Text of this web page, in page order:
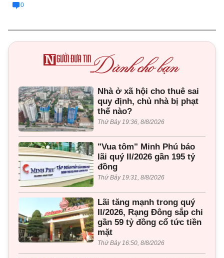
0
Nhà ở xã hội cho thuê sai
quy định, chủ nhà bị phạt
thế nào?
Thứ Bảy 19:36, 8/8/2026
"Vua tôm" Minh Phú báo
lãi quý II/2026 gần 195 tỷ
đồng
Thứ Bảy 19:31, 8/8/2026
Lãi tăng mạnh trong quý
II/2026, Rạng Đông sắp chi
gần 59 tỷ đồng cổ tức tiền
mặt
Thứ Bảy 16:50, 8/8/2026